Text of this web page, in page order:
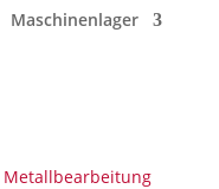
Maschinenlager
Metallbearbeitung